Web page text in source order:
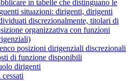
in tabelle che distinguano le
situazioni: dirigenti, dirigenti
discrezionalmente, titolari di
organizzativa con funzioni
posizioni dirigenziali discrezionali
di funzione disponibili
dirigenti